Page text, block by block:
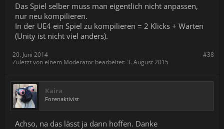
Das Spiel selber muss man eigentlich nicht anpassen,
nur neu kompilieren.
In der UE4 ein Spiel zu kompilieren = 2 Klicks + Warten
(Unity ist nicht viel anders).
#38
20. Juni 2014
Zuletzt von einem Moderator bearbeitet: 3. August 2015
Kaira
Forenaktivist
Achso, na das lässt ja dann hoffen. Danke